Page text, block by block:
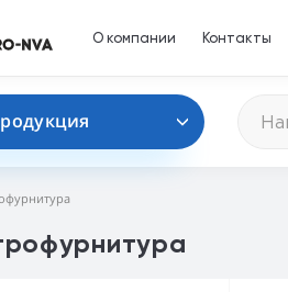
О компании Контакты